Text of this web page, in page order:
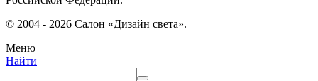
© 2004 - 2026 Салон «Дизайн света».
Меню
Найти